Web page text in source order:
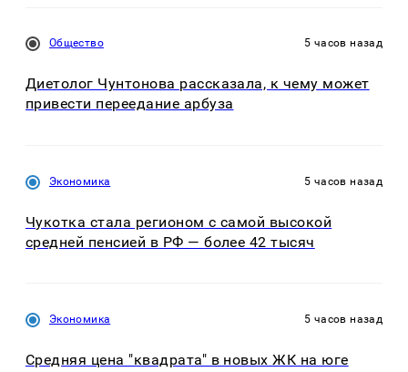
Общество 5 часов назад
Диетолог Чунтонова рассказала, к чему может
привести переедание арбуза
Экономика 5 часов назад
Чукотка стала регионом с самой высокой
средней пенсией в РФ — более 42 тысяч
Экономика 5 часов назад
Средняя цена "квадрата" в новых ЖК на юге